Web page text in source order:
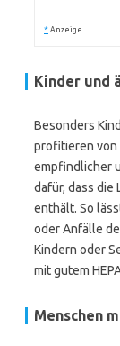
* Anzeige
Kinder und
Besonders
profitieren von
empfindlicher
dafür, dass
enthält. So
oder Anfälle
Kindern oder
mit gutem
Menschen